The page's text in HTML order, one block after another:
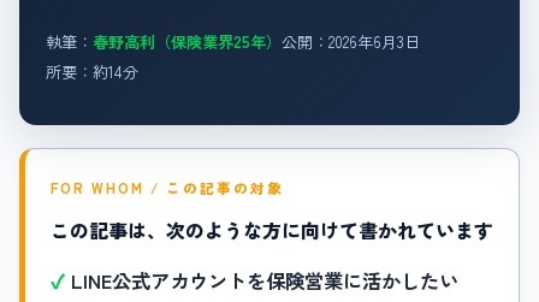
執筆： 春野高利（保険業界25年）公開：2026年6月3日
所要：約14分
FOR WHOM / この記事の対象
この記事は、次のような方に向けて書かれています
LINE公式アカウントを保険営業に活かしたい